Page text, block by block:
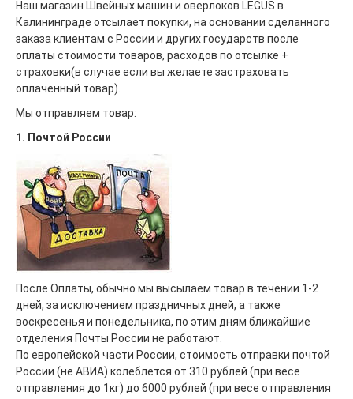
Наш магазин Швейных машин и оверлоков LEGUS в
Калининграде отсылает покупки, на основании сделанного
заказа клиентам с России и других государств после
оплаты стоимости товаров, расходов по отсылке +
страховки(в случае если вы желаете застраховать
оплаченный товар).
Мы отправляем товар:
1. Почтой России
После Оплаты, обычно мы высылаем товар в течении 1-2
дней, за исключением праздничных дней, а также
воскресенья и понедельника, по этим дням ближайшие
отделения Почты России не работают.
По европейской части России, стоимость отправки почтой
России (не АВИА) колеблется от 310 рублей (при весе
отправления до 1кг) до 6000 рублей (при весе отправления